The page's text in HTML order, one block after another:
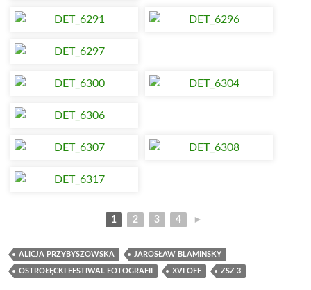
1 2 3 4 ►
ALICJA PRZYBYSZOWSKA JAROSŁAW BLAMINSKY
OSTROŁĘCKI FESTIWAL FOTOGRAFII XVI OFF ZSZ 3